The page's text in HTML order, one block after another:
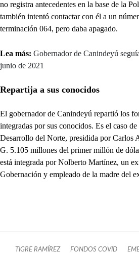
no registra antecedentes en la base de la
también intentó contactar con él a un
terminación 064, pero daba apagado.
Lea más: Gobernador de Canindeyú
junio de 2021
Repartija a sus conocidos
El gobernador de Canindeyú repartió los
integradas por sus conocidos. Es el caso
Desarrollo del Norte, presidida por Carlos
G. 5.105 millones del primer millón de
está integrada por Nolberto Martínez, un
Gobernación y empleado de la madre del
TIGRE RAMÍREZ FONDOS COVID